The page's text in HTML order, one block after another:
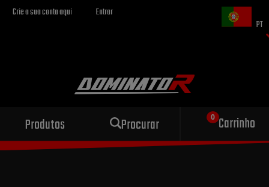
Crie a sua conta aqui
Entrar
PT
Produtos Procurar Carrinho
Escape esportivo
para sua motocicleta